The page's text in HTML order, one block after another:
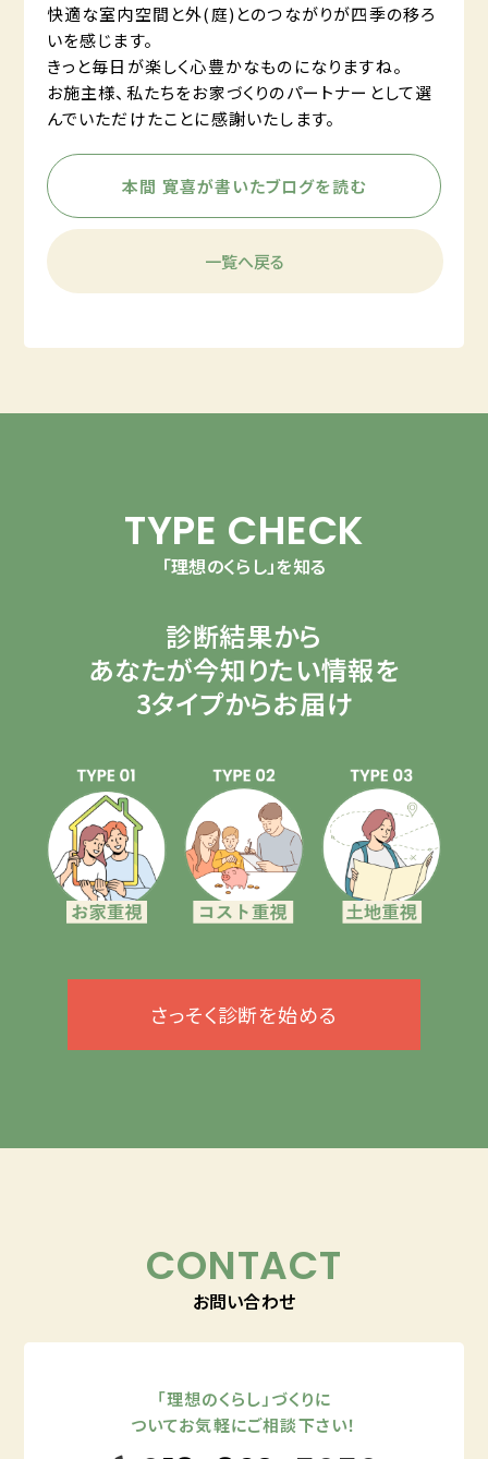
快適な室内空間と外(庭)とのつながりが四季の移ろ
いを感じます。
きっと毎日が楽しく心豊かなものになりますね。
お施主様、私たちをお家づくりのパートナーとして選
んでいただけたことに感謝いたします。
本間 寛喜が書いたブログを読む
一覧へ戻る
TYPE CHECK
「理想のくらし」を知る
診断結果から
あなたが今知りたい情報を
3タイプからお届け
さっそく診断を始める
CONTACT
お問い合わせ
「理想のくらし」づくりに
ついてお気軽にご相談下さい！